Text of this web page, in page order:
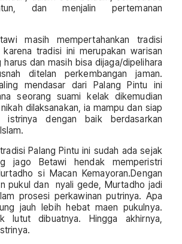
dan menjalin pertemanan
masih mempertahankan tradisi
karena tradisi ini merupakan warisan
harus dan masih bisa dijaga/dipelihara
ditelan perkembangan jaman.
mendasar dari Palang Pintu ini
seorang suami kelak dikemudian
dilaksanakan, ia mampu dan siap
istrinya dengan baik berdasarkan
Palang Pintu ini sudah ada sejak
jago Betawi hendak memperistri
si Macan Kemayoran.Dengan
pukul dan nyali gede, Murtadho jadi
prosesi perkawinan putrinya. Apa
jauh lebih hebat maen pukulnya.
lutut dibuatnya. Hingga akhirnya,